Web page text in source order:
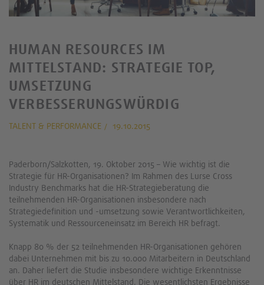
HUMAN RESOURCES IM
MITTELSTAND: STRATEGIE TOP,
UMSETZUNG
VERBESSERUNGSWÜRDIG
TALENT & PERFORMANCE 19.10.2015
Paderborn/Salzkotten, 19. Oktober 2015 – Wie wichtig ist die
Strategie für HR-Organisationen? Im Rahmen des Lurse Cross
Industry Benchmarks hat die HR-Strategieberatung die
teilnehmenden HR-Organisationen insbesondere nach
Strategiedefinition und -umsetzung sowie Verantwortlichkeiten,
Systematik und Ressourceneinsatz im Bereich HR befragt.
Knapp 80 % der 52 teilnehmenden HR-Organisationen gehören
dabei Unternehmen mit bis zu 10.000 Mitarbeitern in Deutschland
an. Daher liefert die Studie insbesondere wichtige Erkenntnisse
über HR im deutschen Mittelstand. Die wesentlichsten Ergebnisse